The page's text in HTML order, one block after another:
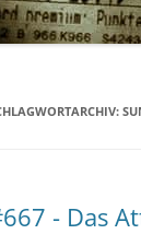
- Das